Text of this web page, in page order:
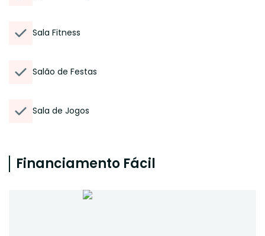
Sala Fitness
Salão de Festas
Sala de Jogos
Financiamento Fácil